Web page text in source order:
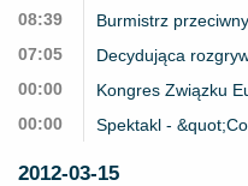
08:39
Burmistrz
07:05
Decydująca
00:00
Kongres Związku
00:00
Spektakl -
2012-03-15